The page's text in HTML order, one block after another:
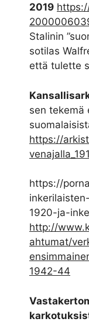
2019
Stalinin
sotilas
että tulette
sen tekemä
https://
https://
1920-ja-
http://
ahtumat/
1942-44